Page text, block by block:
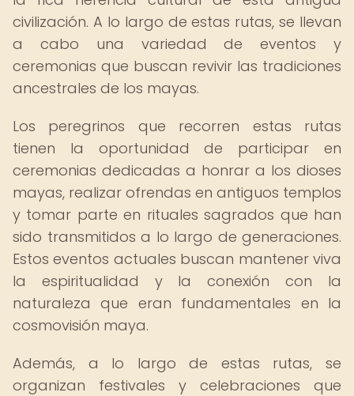
civilización. A lo largo de estas rutas, se llevan
a cabo una variedad de eventos y
ceremonias que buscan revivir las tradiciones
ancestrales de los mayas.
Los peregrinos que recorren estas rutas
tienen la oportunidad de participar en
ceremonias dedicadas a honrar a los dioses
mayas, realizar ofrendas en antiguos templos
y tomar parte en rituales sagrados que han
sido transmitidos a lo largo de generaciones.
Estos eventos actuales buscan mantener viva
la espiritualidad y la conexión con la
naturaleza que eran fundamentales en la
cosmovisión maya.
Además, a lo largo de estas rutas, se
organizan festivales y celebraciones que